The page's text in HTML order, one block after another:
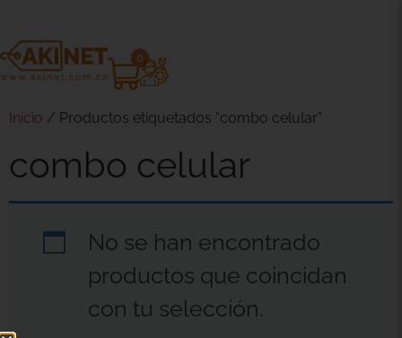
0
Inicio / Productos etiquetados “combo celular”
combo celular
No se han encontrado
productos que coincidan
con tu selección.